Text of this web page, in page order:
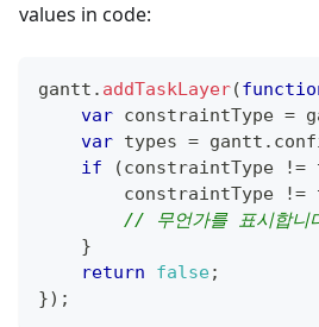
values in code:
gantt . addTaskLayer(
var constraintType =
var types = gantt .
if
(constraintType !=
        constraintType
!=
// 무언가를 표시합니
}
return
false;
}) ;